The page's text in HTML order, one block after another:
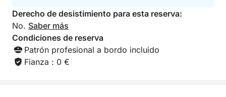
Derecho de desistimiento para esta reserva:
No. Saber más
Condiciones de reserva
Patrón profesional a bordo incluido
Fianza : 0 €